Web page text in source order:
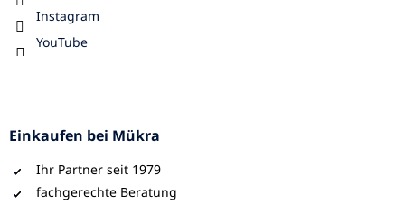
Instagram
YouTube
Einkaufen bei Mükra
Ihr Partner seit 1979
fachgerechte Beratung